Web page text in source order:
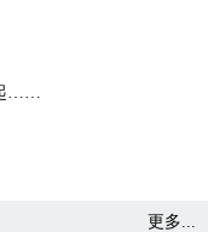
，遍地都是人材。第一
，好不容易反杀师姐，
世…… 直到百世之后，再
……
更多...